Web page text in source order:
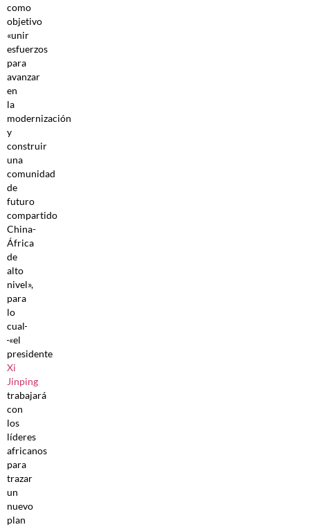
como
objetivo
«unir
esfuerzos
para
avanzar
en
la
modernización
y
construir
una
comunidad
de
futuro
compartido
China-
África
de
alto
nivel»,
para
lo
cual
«el
presidente
Xi
Jinping
trabajará
con
los
líderes
africanos
para
trazar
un
nuevo
plan